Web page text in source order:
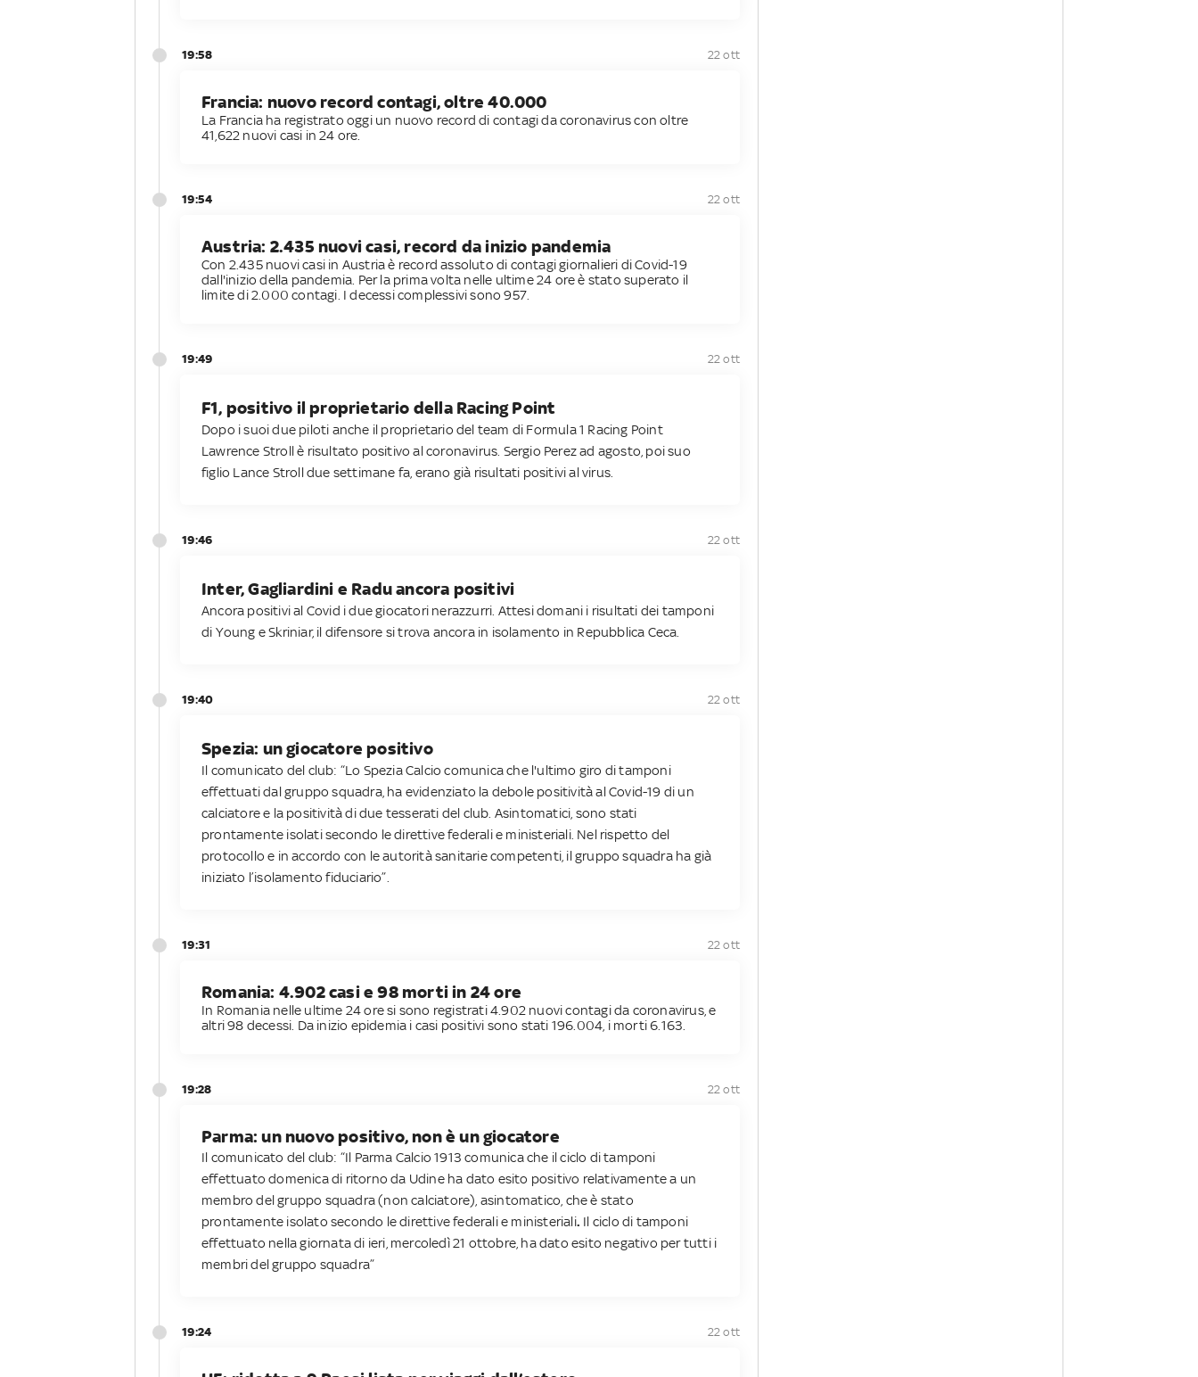
19:58 22 ott
Francia: nuovo record contagi, oltre 40.000
La Francia ha registrato oggi un nuovo record di contagi da coronavirus con oltre
41,622 nuovi casi in 24 ore.
19:54 22 ott
Austria: 2.435 nuovi casi, record da inizio pandemia
Con 2.435 nuovi casi in Austria è record assoluto di contagi giornalieri di Covid-19
dall'inizio della pandemia. Per la prima volta nelle ultime 24 ore è stato superato il
limite di 2.000 contagi. I decessi complessivi sono 957.
19:49 22 ott
F1, positivo il proprietario della Racing Point
Dopo i suoi due piloti anche il proprietario del team di Formula 1 Racing Point
Lawrence Stroll è risultato positivo al coronavirus. Sergio Perez ad agosto, poi suo
figlio Lance Stroll due settimane fa, erano già risultati positivi al virus.
19:46 22 ott
Inter, Gagliardini e Radu ancora positivi
Ancora positivi al Covid i due giocatori nerazzurri. Attesi domani i risultati dei tamponi
di Young e Skriniar, il difensore si trova ancora in isolamento in Repubblica Ceca.
19:40 22 ott
Spezia: un giocatore positivo
Il comunicato del club: “Lo Spezia Calcio comunica che l'ultimo giro di tamponi
effettuati dal gruppo squadra, ha evidenziato la debole positività al Covid-19 di un
calciatore e la positività di due tesserati del club. Asintomatici, sono stati
prontamente isolati secondo le direttive federali e ministeriali. Nel rispetto del
protocollo e in accordo con le autorità sanitarie competenti, il gruppo squadra ha già
iniziato l’isolamento fiduciario”.
19:31 22 ott
Romania: 4.902 casi e 98 morti in 24 ore
In Romania nelle ultime 24 ore si sono registrati 4.902 nuovi contagi da coronavirus, e
altri 98 decessi. Da inizio epidemia i casi positivi sono stati 196.004, i morti 6.163.
19:28 22 ott
Parma: un nuovo positivo, non è un giocatore
Il comunicato del club: “Il Parma Calcio 1913 comunica che il ciclo di tamponi
effettuato domenica di ritorno da Udine ha dato esito positivo relativamente a un
membro del gruppo squadra (non calciatore), asintomatico, che è stato
prontamente isolato secondo le direttive federali e ministeriali. Il ciclo di tamponi
effettuato nella giornata di ieri, mercoledì 21 ottobre, ha dato esito negativo per tutti i
membri del gruppo squadra”
19:24 22 ott